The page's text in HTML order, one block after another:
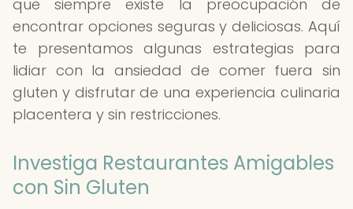
que siempre existe la preocupación de
encontrar opciones seguras y deliciosas. Aquí
te presentamos algunas estrategias para
lidiar con la ansiedad de comer fuera sin
gluten y disfrutar de una experiencia culinaria
placentera y sin restricciones.
Investiga Restaurantes Amigables
con Sin Gluten